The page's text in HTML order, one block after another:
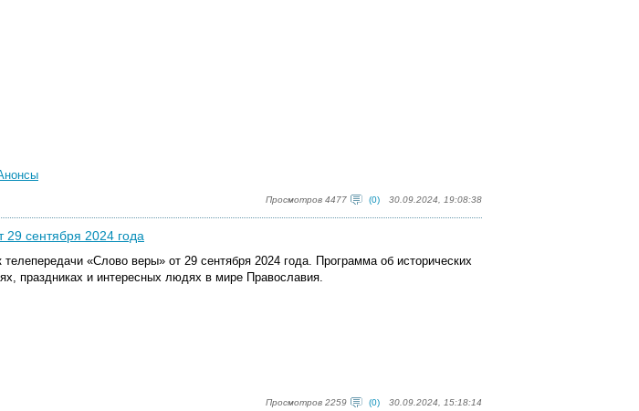
Просмотров 4477 (0) 30.09.2024, 19:08:38
сентября 2024 года
телепередачи «Слово веры» от 29 сентября 2024 года. Программа об исторических
праздниках и интересных людях в мире Православия.
Просмотров 2259 (0) 30.09.2024, 15:18:14